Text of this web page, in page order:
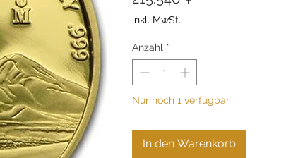
inkl. MwSt.
Anzahl *
Nur noch 1 verfügbar
In den Warenkorb